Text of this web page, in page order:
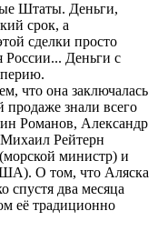
Штаты. Деньги,
срок, а
сделки просто
России... Деньги с
что она заключалась
продаже знали всего
Романов, Александр
Рейтерн
министр) и
О том, что Аляска
спустя два месяца
её традиционно